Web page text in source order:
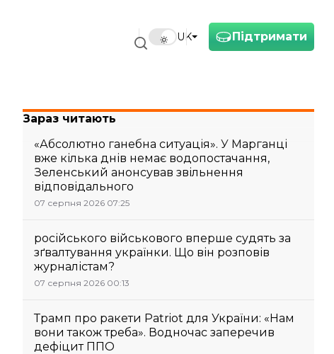
Підтримати
UK
Зараз читають
«Абсолютно ганебна ситуація». У Марганці
вже кілька днів немає водопостачання,
Зеленський анонсував звільнення
відповідального
07 серпня 2026 07:25
російського військового вперше судять за
зґвалтування українки. Що він розповів
журналістам?
07 серпня 2026 00:13
Трамп про ракети Patriot для України: «Нам
вони також треба». Водночас заперечив
дефіцит ППО